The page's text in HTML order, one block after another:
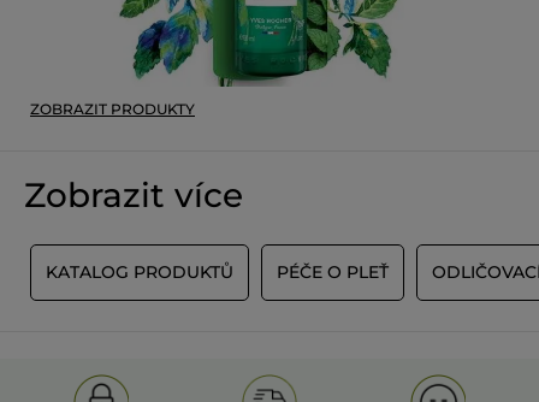
ZOBRAZIT PRODUKTY
Zobrazit více
KATALOG PRODUKTŮ PÉČE O PLEŤ